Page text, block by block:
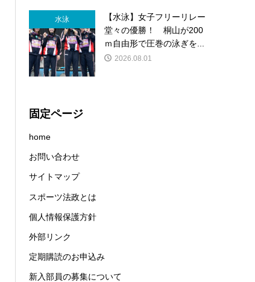
水泳
【水泳】女子フリーリレー
堂々の優勝！ 桐山が200
ｍ自由形で圧巻の泳ぎを...
2026.08.01
固定ページ
home
お問い合わせ
サイトマップ
スポーツ法政とは
個人情報保護方針
外部リンク
定期購読のお申込み
新入部員の募集について